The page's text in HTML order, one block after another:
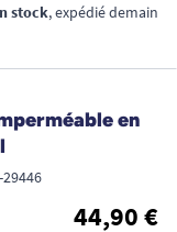
stock, expédié demain
en
29446
44,90 €